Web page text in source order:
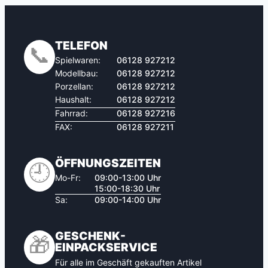
📞 TELEFON
Spielwaren:
06128 927212
Modellbau:
06128 927212
Porzellan:
06128 927212
Haushalt:
06128 927212
Fahrrad:
06128 927216
FAX:
06128 927211
🕘 ÖFFNUNGSZEITEN
Mo-Fr:
09:00-13:00 Uhr
15:00-18:30 Uhr
Sa:
09:00-14:00 Uhr
🎁 GESCHENK-
EINPACKSERVICE
Für alle im Geschäft gekauften Artikel